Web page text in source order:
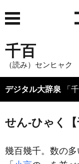
千百
（読み）センヒャク
デジタル大辞泉 「
せん‐ひゃく【
幾百幾千。数の多